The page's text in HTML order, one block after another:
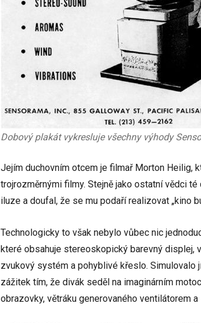
Dobový plakát vykresluje všechny výhody
Jejím duchovním otcem je filmař Morton Heilig,
trojrozměrnými filmy. Stejně jako ostatní vědci
iluze a doufal, že se mu podaří realizovat „kino
Technologicky to však nebylo vůbec nic
které obsahuje stereoskopický barevný displej,
zvukový systém a pohyblivé křeslo. Simulovalo
zážitek tím, že divák seděl na imaginárním
obrazovky, větráku generovaného ventilátorem